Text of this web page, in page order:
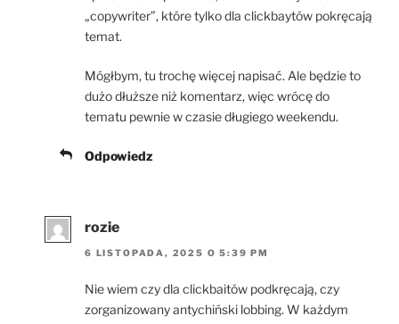
„copywriter”, które tylko dla clickbaytów pokręcają
temat.
Mógłbym, tu trochę więcej napisać. Ale będzie to
dużo dłuższe niż komentarz, więc wrócę do
tematu pewnie w czasie długiego weekendu.
Odpowiedz
rozie
6 LISTOPADA, 2025 O 5:39 PM
Nie wiem czy dla clickbaitów podkręcają, czy
zorganizowany antychiński lobbing. W każdym